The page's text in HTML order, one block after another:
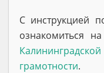
С инструкцией
ознакомиться на
грамотности.